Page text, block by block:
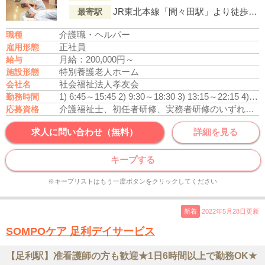
最寄駅 JR東北本線「間々田駅」より徒歩18分
職種 介護職・ヘルパー
雇用形態 正社員
給与 月給：200,000円～
施設形態 特別養護老人ホーム
会社名 社会福祉法人孝友会
勤務時間 1) 6:45～15:45 2) 9:30～18:30 3) 13:15～22:15 4) 22:00～翌7:00
応募資格 介護福祉士、初任者研修、実務者研修のいずれかの資格をお持ちの方
求人に問い合わせ（無料） 詳細を見る
キープする
※キープリストはもう一度ボタンをクリックしてください
新着 2022年5月28日更新
SOMPOケア 足利デイサービス
【足利駅】准看護師の方も歓迎★1日6時間以上で勤務OK★